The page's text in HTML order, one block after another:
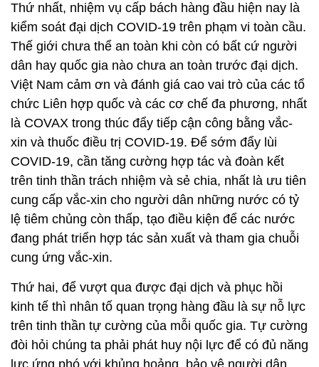
Thứ nhất, nhiệm vụ cấp bách hàng đầu hiện nay là
kiểm soát đại dịch COVID-19 trên phạm vi toàn cầu.
Thế giới chưa thể an toàn khi còn có bất cứ người
dân hay quốc gia nào chưa an toàn trước đại dịch.
Việt Nam cảm ơn và đánh giá cao vai trò của các tổ
chức Liên hợp quốc và các cơ chế đa phương, nhất
là COVAX trong thúc đẩy tiếp cận công bằng vắc-
xin và thuốc điều trị COVID-19. Để sớm đẩy lùi
COVID-19, cần tăng cường hợp tác và đoàn kết
trên tinh thần trách nhiệm và sẻ chia, nhất là ưu tiên
cung cấp vắc-xin cho người dân những nước có tỷ
lệ tiêm chủng còn thấp, tạo điều kiện để các nước
đang phát triển hợp tác sản xuất và tham gia chuỗi
cung ứng vắc-xin.
Thứ hai, để vượt qua được đại dịch và phục hồi
kinh tế thì nhân tố quan trọng hàng đầu là sự nỗ lực
trên tinh thần tự cường của mỗi quốc gia. Tự cường
đòi hỏi chúng ta phải phát huy nội lực để có đủ năng
lực ứng phó với khủng hoảng, bảo vệ người dân.